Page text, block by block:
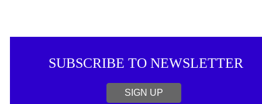
SUBSCRIBE TO NEWSLETTER
SIGN UP